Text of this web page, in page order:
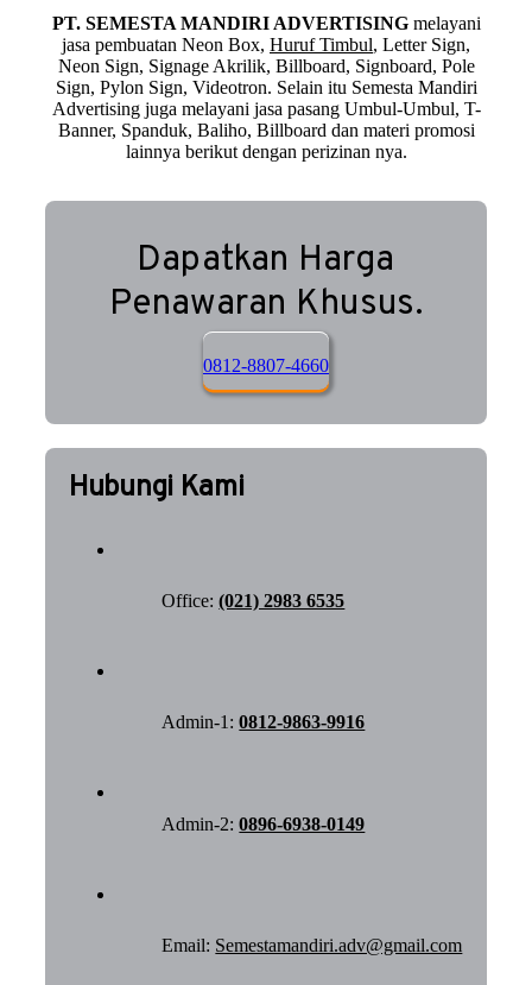
PT. SEMESTA MANDIRI ADVERTISINGmelayani
jasa pembuatan Neon Box, Huruf Timbul, Letter Sign,
Neon Sign, Signage Akrilik, Billboard, Signboard, Pole
Sign, Pylon Sign, Videotron. Selain itu Semesta Mandiri
Advertising juga melayani jasa pasang Umbul-Umbul, T-
Banner, Spanduk, Baliho, Billboard dan materi promosi
lainnya berikut dengan perizinan nya.
Dapatkan Harga
Penawaran Khusus.
0812-8807-4660
Hubungi Kami
Office:(021) 2983 6535
Admin-1:0812-9863-9916
Admin-2:0896-6938-0149
Email: Semestamandiri.adv@gmail.com